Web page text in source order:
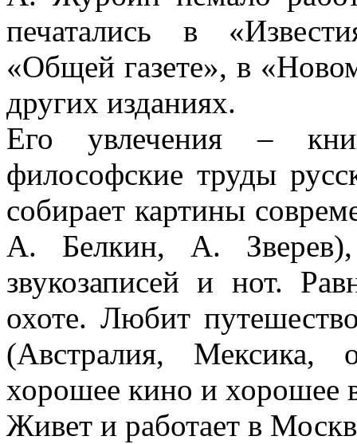
печатались в
«Общей газете», в
других изданиях.
Его увлечения –
философские труды
собирает картины
А. Белкин, А.
звукозаписей и нот.
охоте. Любит
(Австралия, Мексика,
хорошее кино и хорошее
Живет и работает в